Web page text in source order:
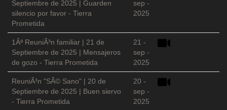
Septiembre de 2025 | Guarden
silencio por favor - Tierra
Prometida
sep -
2025
1Âª ReuniÃ³n familiar | 21 de
Septiembre de 2025 | Mensajeros
de gozo - Tierra Prometida
21 -
sep -
2025
ReuniÃ³n "SÃ© Sano" | 20 de
Septiembre de 2025 | Buen siervo
- Tierra Prometida
20 -
sep -
2025